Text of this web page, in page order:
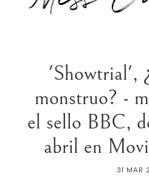
'Showtrial',
monstruo? -
el sello BBC,
abril en
31 MAR